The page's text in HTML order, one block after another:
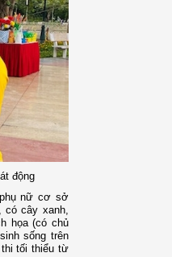
động
nữ cơ sở
cây xanh,
họa (có chủ
sống trên
tối thiểu từ